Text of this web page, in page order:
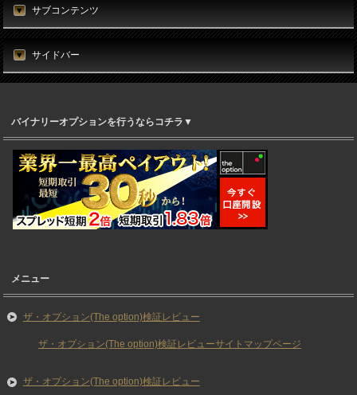
サブコンテンツ
サイドバー
バイナリーオプションを行うならコチラ▼
メニュー
ザ・オプション(The option)検証レビュー
ザ・オプション(The option)検証レビューサイトマップページ
ザ・オプション(The option)検証レビュー